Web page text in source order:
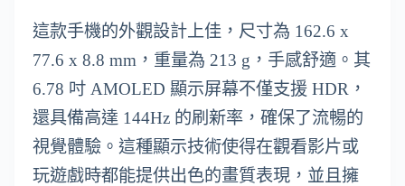
這款手機的外觀設計上佳，尺寸為 162.6 x
77.6 x 8.8 mm，重量為 213 g，手感舒適。其
6.78 吋 AMOLED 顯示屏幕不僅支援 HDR，
還具備高達 144Hz 的刷新率，確保了流暢的
視覺體驗。這種顯示技術使得在觀看影片或
玩遊戲時都能提供出色的畫質表現，並且擁